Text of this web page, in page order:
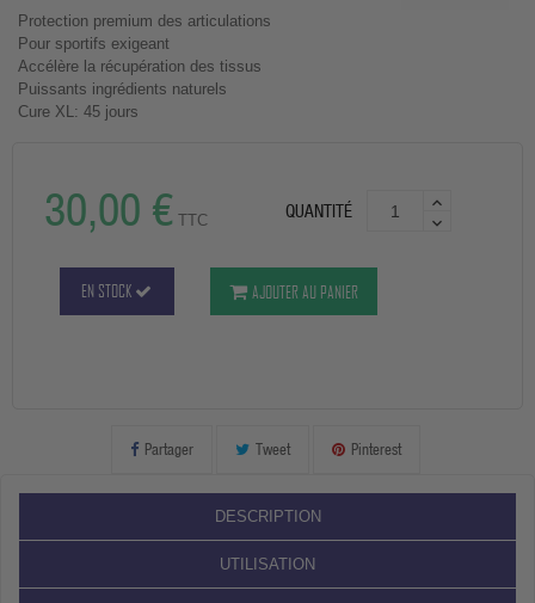
Protection premium des articulations
Pour sportifs exigeant
Accélère la récupération des tissus
Puissants ingrédients naturels
Cure XL: 45 jours
30,00 € TTC QUANTITÉ
EN STOCK AJOUTER AU PANIER
Partager Tweet Pinterest
DESCRIPTION
UTILISATION